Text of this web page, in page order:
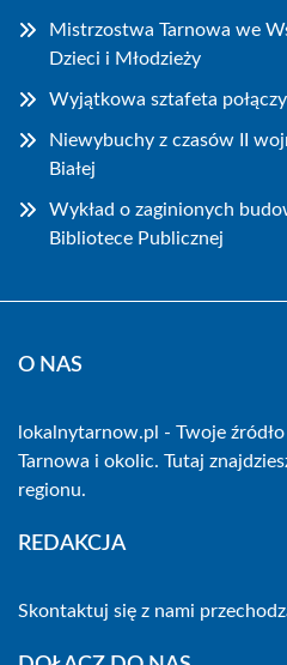
Mistrzostwa Tarnowa we
Dzieci i Młodzieży
Wyjątkowa sztafeta
Niewybuchy z czasów II
Białej
Wykład o zaginionych
Bibliotece Publicznej
O NAS
lokalnytarnow.pl - Twoje
Tarnowa i okolic. Tutaj
regionu.
REDAKCJA
Skontaktuj się z nami